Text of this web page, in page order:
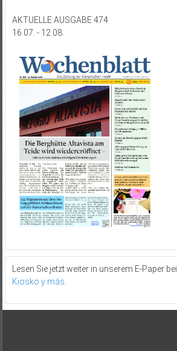
AKTUELLE AUSGABE 474
16.07. - 12.08.
Lesen Sie jetzt weiter in unserem E-Paper bei
Kiosko y más